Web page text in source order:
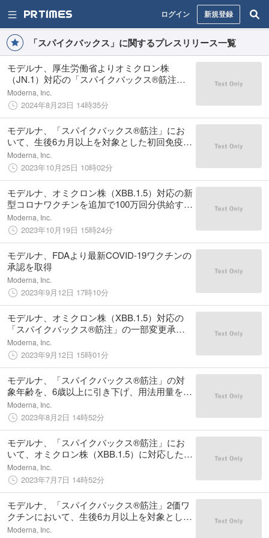
ログイン 新規登録
「スパイクバックス」に関するプレスリリース一覧
モデルナ、厚生労働省よりオミクロン株
（JN.1）対応の「スパイクバックス®筋注」
の一部変更承認を取得
Moderna, Inc.
2024年8月23日 14時35分
モデルナ、「スパイクバックス®筋注」にお
いて、生後6カ月以上を対象とした初回免疫に
関する一部変更承認を取得
Moderna, Inc.
2023年10月25日 10時02分
モデルナ、オミクロン株（XBB.1.5）対応の新
型コロナワクチンを追加で100万回分供給する
ことを厚生労働省と合意
Moderna, Inc.
2023年10月19日 15時24分
モデルナ、FDAより最新COVID-19ワクチンの
承認を取得
Moderna, Inc.
2023年9月12日 17時10分
モデルナ、オミクロン株（XBB.1.5）対応の
「スパイクバックス®筋注」の一部変更承認
を取得
Moderna, Inc.
2023年9月12日 15時01分
モデルナ、「スパイクバックス®筋注」の対
象年齢を、6歳以上に引き下げ、用法用量を変
更する一部変更承認を取得
Moderna, Inc.
2023年8月2日 14時52分
モデルナ、「スパイクバックス®筋注」にお
いて、オミクロン株（XBB.1.5）に対応した追
加免疫に関する承認事項一部変更申請
Moderna, Inc.
2023年7月7日 14時52分
モデルナ、「スパイクバックス®筋注」2価ワ
クチンにおいて、生後6カ月以上を対象とした
初回免疫に関する承認事項一部変更を申請
Moderna, Inc.